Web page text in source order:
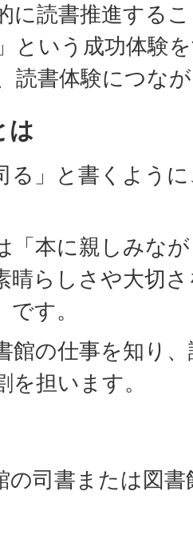
に読書推進する
という成功体験
読書体験につな
は
る」と書くよう
「本に親しみな
晴らしさや大切
す。
館の仕事を知り
を担います。
の司書または図書